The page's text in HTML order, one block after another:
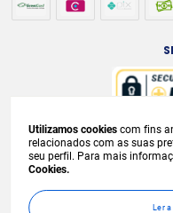
A venda e o consumo de
18 anos. Bebida Alcoólica
provoca
condições exclusivas para
sofrer alterações sem
prévia
Utilizamos cookies com fins
relacionados com as suas
seu perfil. Para mais
Cookies.
Ler